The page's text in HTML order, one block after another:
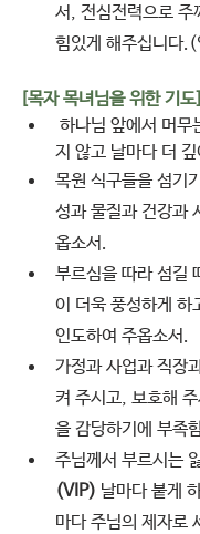
서, 전심전력으로 주
힘있게 해주십니다
[목자 목녀님을 위한 기도]
지 않고 날마다 더
목원 식구들을 섬기
성과 물질과 건강과
옵소서.
부르심을 따라 섬길
이 더욱 풍성하게 하
인도하여 주옵소서.
가정과 사업과 직장
켜 주시고, 보호해
을 감당하기에 부족
주님께서 부르시는
(VIP) 날마다 붙게
마다 주님의 제자로